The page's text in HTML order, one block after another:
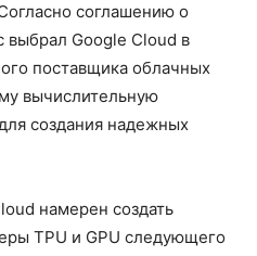
соглашению о
выбрал Google Cloud в
поставщика облачных
вычислительную
создания надежных
намерен создать
TPU и GPU следующего